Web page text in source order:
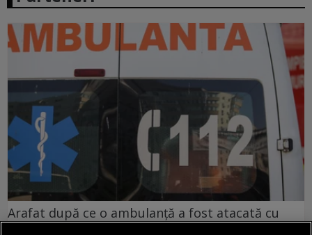
Arafat după ce o ambulanță a fost atacată cu